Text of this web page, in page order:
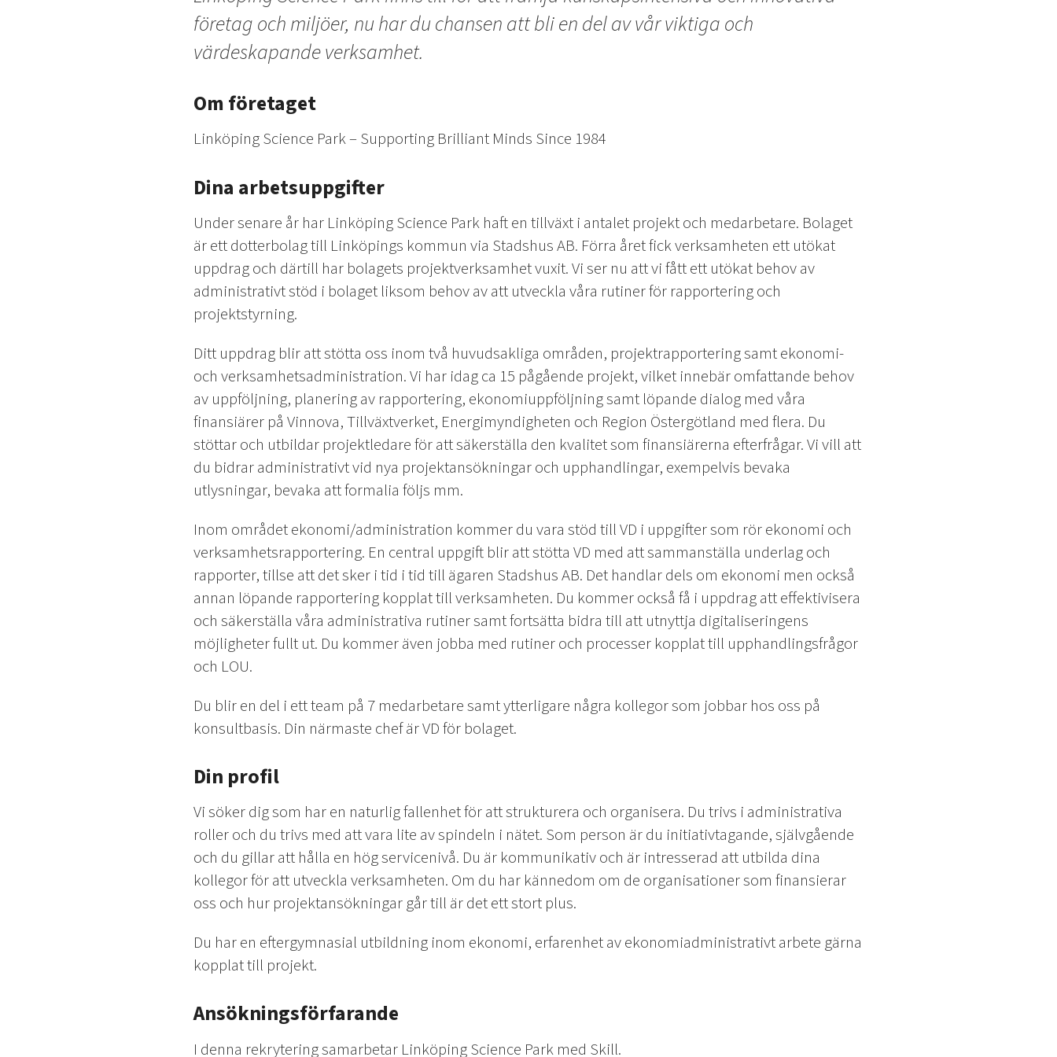
företag och miljöer, nu har du chansen att bli en del av vår viktiga och
värdeskapande verksamhet.
Om företaget
Linköping Science Park – Supporting Brilliant Minds Since 1984
Dina arbetsuppgifter
Under senare år har Linköping Science Park haft en tillväxt i antalet projekt och medarbetare. Bolaget
är ett dotterbolag till Linköpings kommun via Stadshus AB. Förra året fick verksamheten ett utökat
uppdrag och därtill har bolagets projektverksamhet vuxit. Vi ser nu att vi fått ett utökat behov av
administrativt stöd i bolaget liksom behov av att utveckla våra rutiner för rapportering och
projektstyrning.
Ditt uppdrag blir att stötta oss inom två huvudsakliga områden, projektrapportering samt ekonomi-
och verksamhetsadministration. Vi har idag ca 15 pågående projekt, vilket innebär omfattande behov
av uppföljning, planering av rapportering, ekonomiuppföljning samt löpande dialog med våra
finansiärer på Vinnova, Tillväxtverket, Energimyndigheten och Region Östergötland med flera. Du
stöttar och utbildar projektledare för att säkerställa den kvalitet som finansiärerna efterfrågar. Vi vill att
du bidrar administrativt vid nya projektansökningar och upphandlingar, exempelvis bevaka
utlysningar, bevaka att formalia följs mm.
Inom området ekonomi/administration kommer du vara stöd till VD i uppgifter som rör ekonomi och
verksamhetsrapportering. En central uppgift blir att stötta VD med att sammanställa underlag och
rapporter, tillse att det sker i tid i tid till ägaren Stadshus AB. Det handlar dels om ekonomi men också
annan löpande rapportering kopplat till verksamheten. Du kommer också få i uppdrag att effektivisera
och säkerställa våra administrativa rutiner samt fortsätta bidra till att utnyttja digitaliseringens
möjligheter fullt ut. Du kommer även jobba med rutiner och processer kopplat till upphandlingsfrågor
och LOU.
Du blir en del i ett team på 7 medarbetare samt ytterligare några kollegor som jobbar hos oss på
konsultbasis. Din närmaste chef är VD för bolaget.
Din profil
Vi söker dig som har en naturlig fallenhet för att strukturera och organisera. Du trivs i administrativa
roller och du trivs med att vara lite av spindeln i nätet. Som person är du initiativtagande, självgående
och du gillar att hålla en hög servicenivå. Du är kommunikativ och är intresserad att utbilda dina
kollegor för att utveckla verksamheten. Om du har kännedom om de organisationer som finansierar
oss och hur projektansökningar går till är det ett stort plus.
Du har en eftergymnasial utbildning inom ekonomi, erfarenhet av ekonomiadministrativt arbete gärna
kopplat till projekt.
Ansökningsförfarande
I denna rekrytering samarbetar Linköping Science Park med Skill.